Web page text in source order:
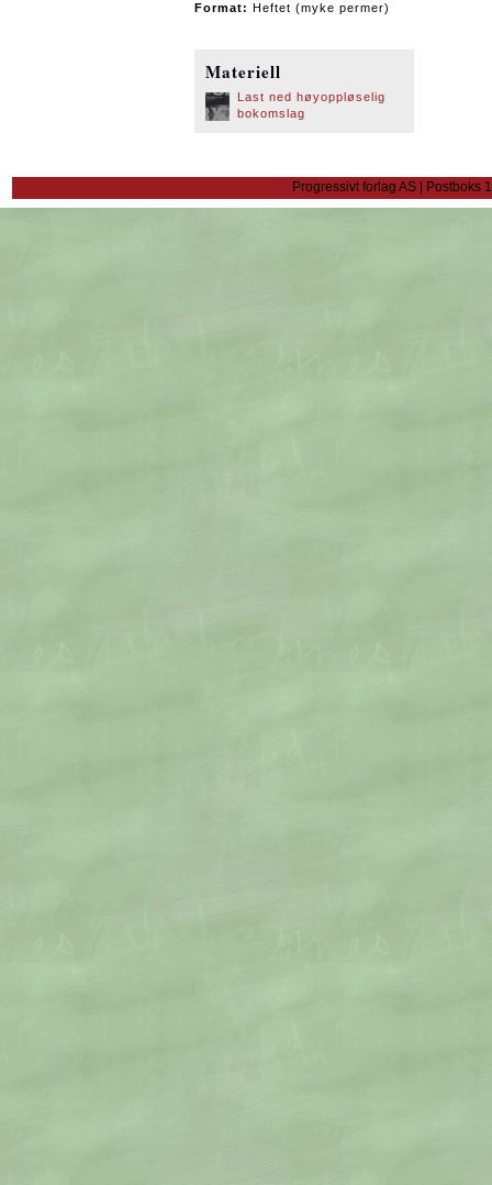
Format: Heftet (myke permer)
Materiell
Last ned høyoppløselig
bokomslag
Progressivt forlag AS | Postboks